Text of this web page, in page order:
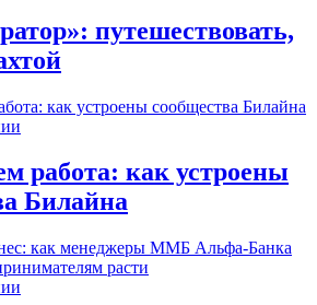
путешествовать,
работа: как устроены
Билайна